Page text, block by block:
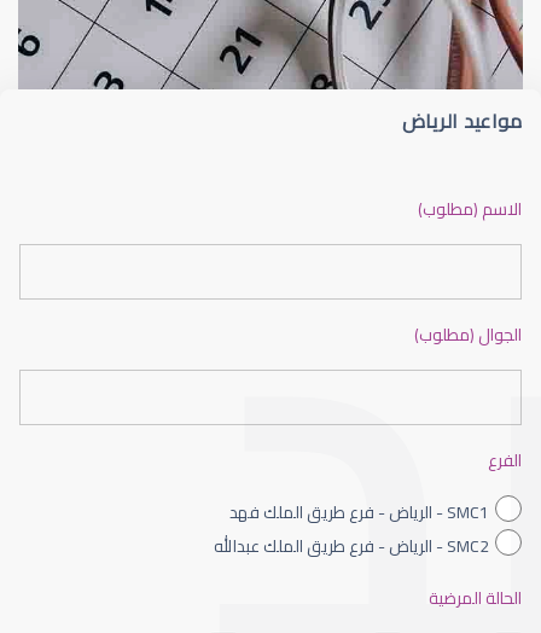
مواعيد الرياض
الاسم (مطلوب)
الجوال (مطلوب)
الفرع
SMC1 - الرياض - فرع طريق الملك فهد
SMC2 - الرياض - فرع طريق الملك عبدالله
الحالة المرضية